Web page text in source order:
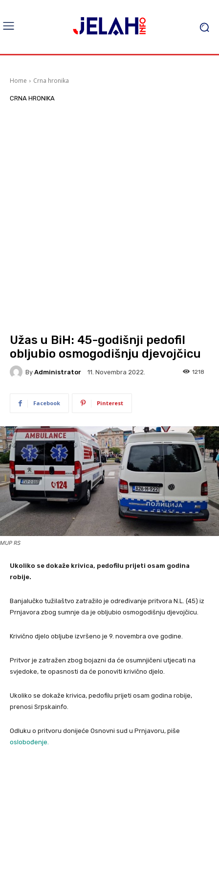
Home Crna hronika
CRNA HRONIKA
Užas u BiH: 45-godišnji pedofil
obljubio osmogodišnju djevojčicu
By Administrator 11. Novembra 2022. 1218
Facebook Pinterest
MUP RS
Ukoliko se dokaže krivica, pedofilu prijeti osam godina
robije.
Banjalučko tužilaštvo zatražilo je određivanje pritvora N.L. (45) iz
Prnjavora zbog sumnje da je obljubio osmogodišnju djevojčicu.
Krivično djelo obljube izvršeno je 9. novembra ove godine.
Pritvor je zatražen zbog bojazni da će osumnjičeni utjecati na
svjedoke, te opasnosti da će ponoviti krivično djelo.
Ukoliko se dokaže krivica, pedofilu prijeti osam godina robije,
prenosi Srpskainfo.
Odluku o pritvoru donijeće Osnovni sud u Prnjavoru, piše
oslobođenje.